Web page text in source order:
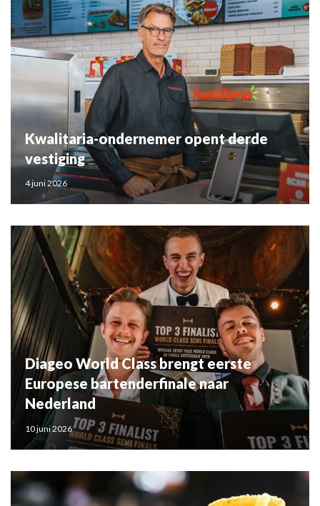
Kwalitaria-ondernemer opent derde
vestiging
4 juni 2026
Diageo World Class brengt eerste
Europese bartenderfinale naar
Nederland
10 juni 2026